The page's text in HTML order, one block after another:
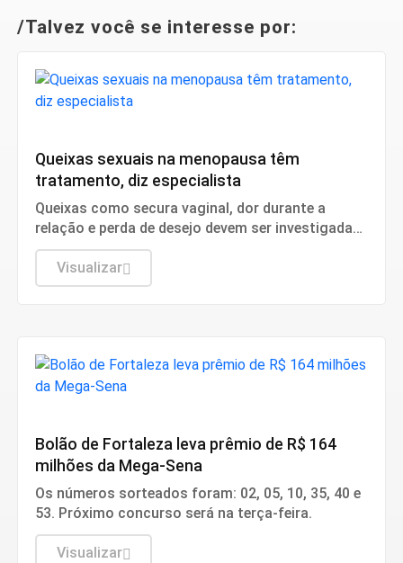
/Talvez você se interesse por:
Queixas sexuais na menopausa têm
tratamento, diz especialista
Queixas como secura vaginal, dor durante a
relação e perda de desejo devem ser investigadas
e tratadas.
Visualizar
Bolão de Fortaleza leva prêmio de R$ 164
milhões da Mega-Sena
Os números sorteados foram: 02, 05, 10, 35, 40 e
53. Próximo concurso será na terça-feira.
Visualizar